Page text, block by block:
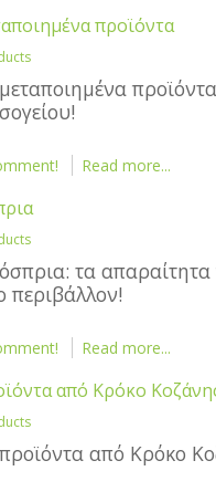
προϊόντα
Read more...
τα απαραίτητα
περιβάλλον!
Read more...
από Κρόκο
από Κρόκο